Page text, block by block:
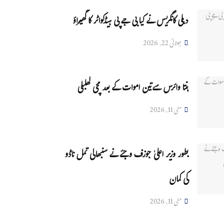
دہلی کانگریس نے کیا بی جے پی ہیڈکواٹر کا گھیراؤ
جولائی 22, 2026
ہنتا وائرس سےتین اموات کے بعد مچی کھلبلی
مئی 11, 2026
بطور وزیر اعلیٰ جوزف وجئے نے سنبھالی تمل ناڈو
کی کمان
مئی 11, 2026